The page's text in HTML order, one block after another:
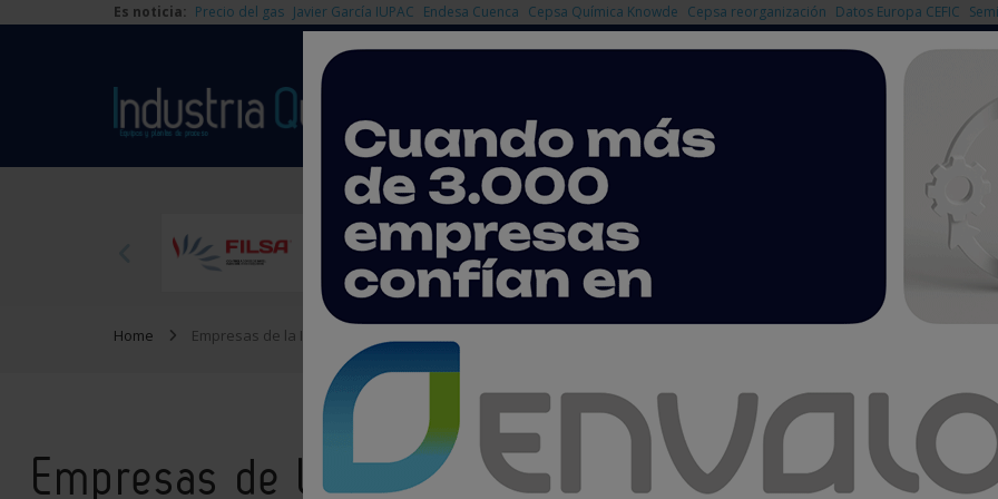
Es noticia: Precio del gas Javier García IUPAC Endesa Cuenca Cepsa Química Knowde Cepsa reorganización Datos Europa CEFIC
Home Empresas de la Industria Química
Empresas de la Industria Química